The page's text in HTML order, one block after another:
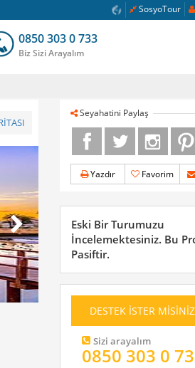
SosyoTour
0850 303 0 733
Biz Sizi Arayalım
Seyahatini Paylaş
Yazdır Favorim
Eski Bir Turumuzu
İncelemektesiniz. Bu
Pasiftir.
DESTEK İSTER MİSİNİZ
Sizi arayalım
0850 303 0